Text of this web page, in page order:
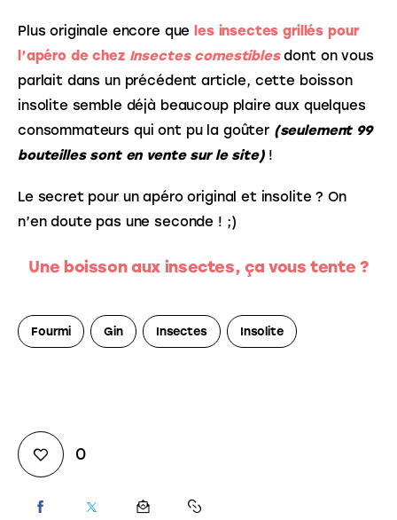
Plus originale encore que les insectes grillés pour
l’apéro de chez Insectes comestibles dont on vous
parlait dans un précédent article, cette boisson
insolite semble déjà beaucoup plaire aux quelques
consommateurs qui ont pu la goûter (seulement 99
bouteilles sont en vente sur le site) !
Le secret pour un apéro original et insolite ? On
n’en doute pas une seconde ! ;)
Une boisson aux insectes, ça vous tente ?
Fourmi Gin Insectes Insolite
0